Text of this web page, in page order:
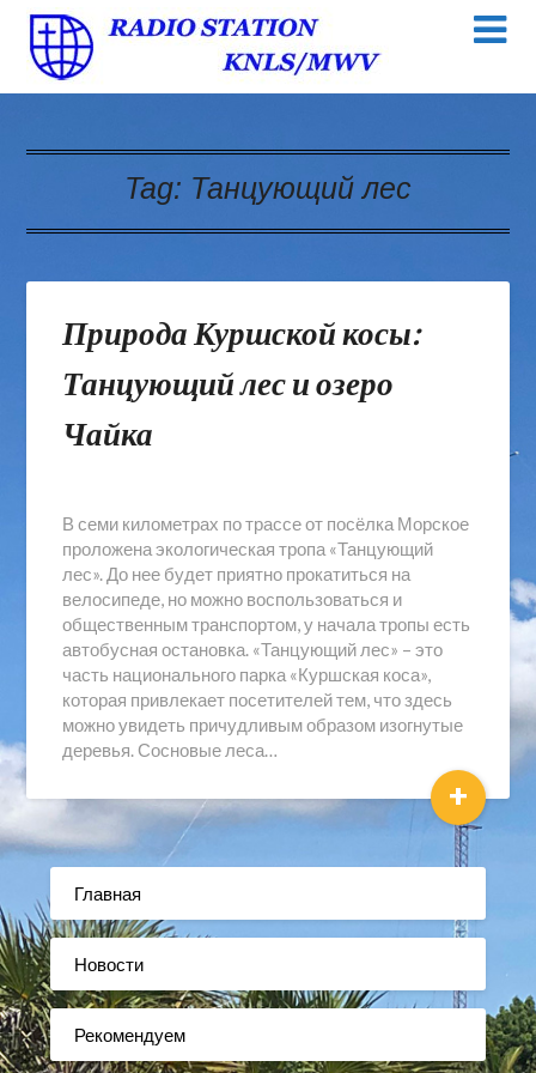
Tag: Танцующий лес
Природа Куршской косы:
Танцующий лес и озеро
Чайка
В семи километрах по трассе от посёлка Морское
проложена экологическая тропа «Танцующий
лес». До нее будет приятно прокатиться на
велосипеде, но можно воспользоваться и
общественным транспортом, у начала тропы есть
автобусная остановка. «Танцующий лес» – это
часть национального парка «Куршская коса»,
которая привлекает посетителей тем, что здесь
можно увидеть причудливым образом изогнутые
деревья. Сосновые леса…
+
Главная
Новости
Рекомендуем